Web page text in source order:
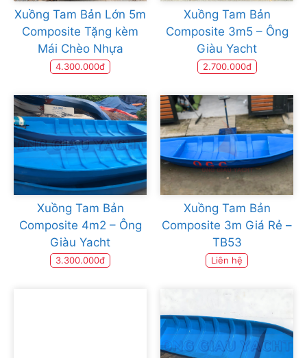
Xuồng Tam Bản Lớn 5m
Composite Tặng kèm
Mái Chèo Nhựa
4.300.000đ
Xuồng Tam Bản
Composite 3m5 – Ông
Giàu Yacht
2.700.000đ
Xuồng Tam Bản
Composite 4m2 – Ông
Giàu Yacht
3.300.000đ
Xuồng Tam Bản
Composite 3m Giá Rẻ –
TB53
Liên hệ